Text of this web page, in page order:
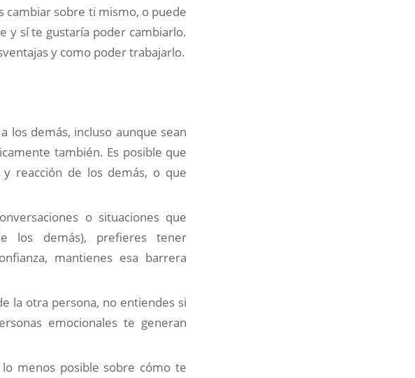
cambiar sobre ti mismo, o puede
y sí te gustaría poder cambiarlo.
y como poder trabajarlo.
a los demás, incluso aunque sean
también. Es posible que
reacción de los demás, o que
o situaciones que
los demás), prefieres tener
mantienes esa barrera
la otra persona, no entiendes si
emocionales te generan
menos posible sobre cómo te